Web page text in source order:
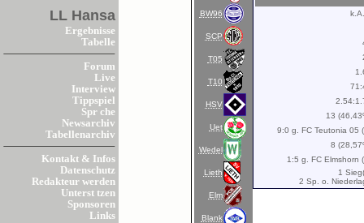
LL Hansa
Ergebnisse
Tabelle
Forum
Live
Interview
Tippspiel
Spr che
Newsarchiv
Tabellenarchiv
Kontakt & Infos
Datenschutz
Redakteur werden
Unterst tzen
Sponsoren
Links
BW96
SCP
T05
T10
HSV
Uet
Wedel
Lieth
Elm
Blank
13
9:0 g. FC Teutonia 05
8
1:5 g. FC Elmshorn
1
2 Sp. o.